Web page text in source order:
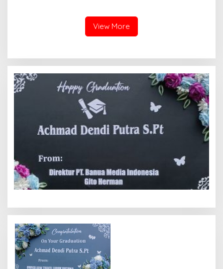
Putusan Mahkamah Agung
Nomor 2108/K/Pdt/2022
View More